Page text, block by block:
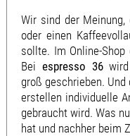
Wir sind der
oder einen
sollte. Im Online-
Bei espresso 36wird
groß geschrieben.
erstellen individuelle
gebraucht wird. Was
hat und nachher beim